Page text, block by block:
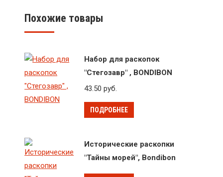
Похожие товары
Набор для раскопок
"Стегозавр" , BONDIBON
43.50руб.
ПОДРОБНЕЕ
Исторические раскопки
"Тайны морей", Bondibon